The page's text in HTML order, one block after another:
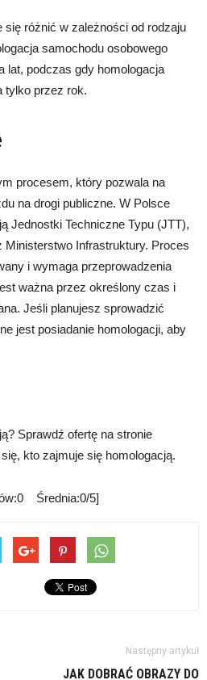
się różnić w zależności od rodzaju
samochodu osobowego
lat, podczas gdy homologacja
tylko przez rok.
procesem, który pozwala na
na drogi publiczne. W Polsce
Jednostki Techniczne Typu (JTT),
Ministerstwo Infrastruktury. Proces
i wymaga przeprowadzenia
ważna przez określony czas i
Jeśli planujesz sprowadzić
jest posiadanie homologacji, aby
Sprawdź ofertę na stronie
kto zajmuje się homologacją.
Średnia:0/5]
Następny artykuł
JAK DOBRAĆ OBRAZY DO